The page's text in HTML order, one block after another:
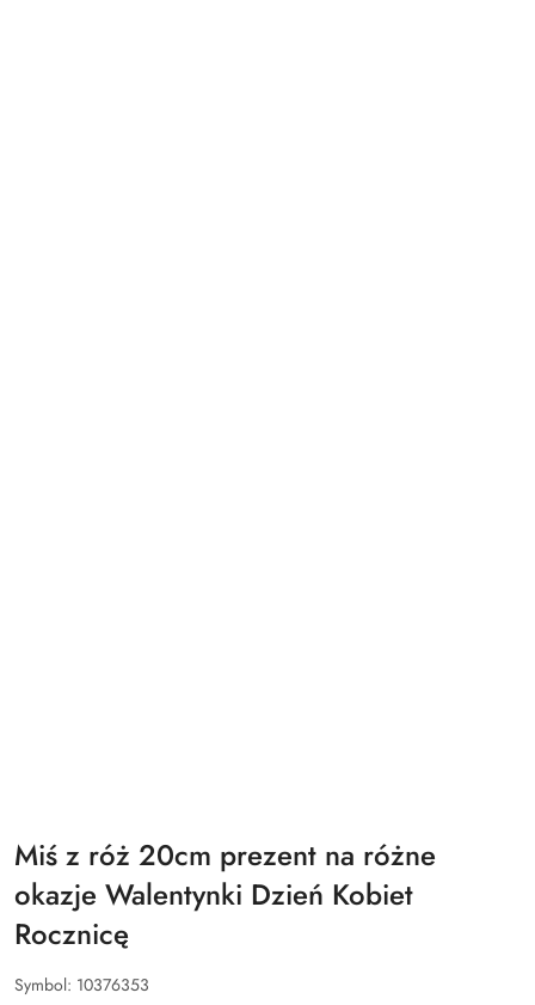
Miś z róż 20cm prezent na różne
okazje Walentynki Dzień Kobiet
Rocznicę
Symbol: 10376353